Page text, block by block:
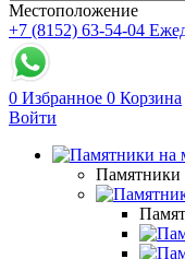
Местоположение
+7 (8152) 63-54-04
0 Избранное 0 Корзина
Войти
Памятники